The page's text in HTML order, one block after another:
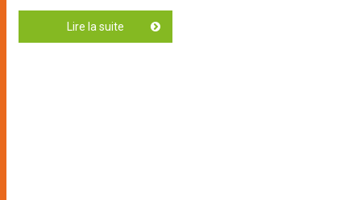
Lire la suite de Localisation et plans